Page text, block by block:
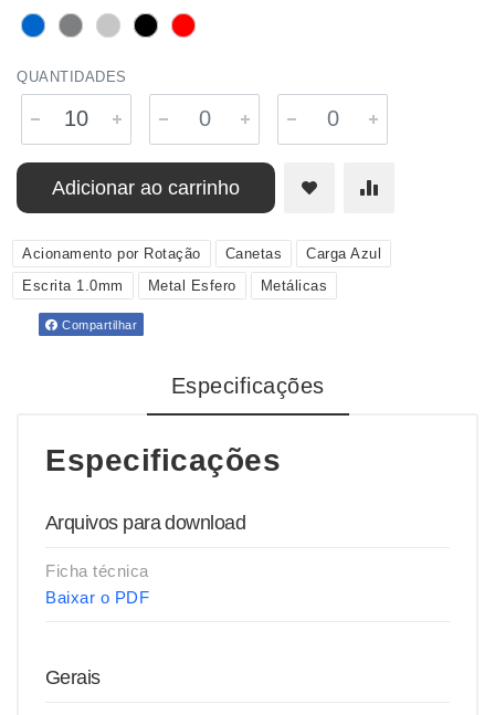
QUANTIDADES
Adicionar ao carrinho
Acionamento por Rotação Canetas
Carga Azul
Escrita 1.0mm
Metal Esfero Metálicas
Compartilhar
Especificações
Especificações
Arquivos para download
Ficha técnica
Baixar o PDF
Gerais